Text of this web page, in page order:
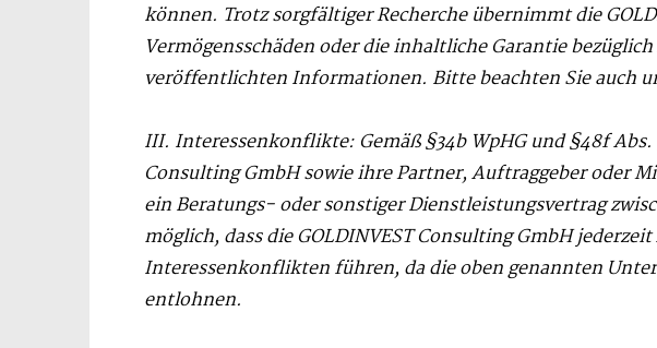
können. Trotz sorgfältiger Recherche übernimmt die
Vermögensschäden oder die inhaltliche Garantie
veröffentlichten Informationen. Bitte beachten Sie auch
III. Interessenkonflikte: Gemäß §34b WpHG und §48f
Consulting GmbH sowie ihre Partner, Auftraggeber oder
ein Beratungs- oder sonstiger Dienstleistungsvertrag
möglich, dass die GOLDINVEST Consulting GmbH
Interessenkonflikten führen, da die oben genannten
entlohnen.